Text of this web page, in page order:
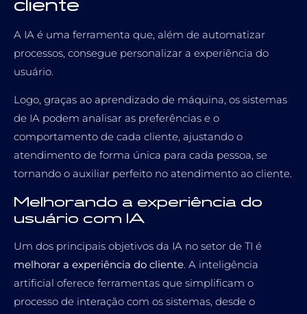
cliente
A IA é uma ferramenta que, além de automatizar
processos, consegue personalizar a experiência do
usuário.
Logo, graças ao aprendizado de máquina, os sistemas
de IA podem analisar as preferências e o
comportamento de cada cliente, ajustando o
atendimento de forma única para cada pessoa, se
tornando o auxiliar perfeito no atendimento ao cliente.
Melhorando a experiência do
usuário com IA
Um dos principais objetivos da IA no setor de TI é
melhorar a experiência do cliente. A inteligência
artificial oferece ferramentas que simplificam o
processo de interação com os sistemas, desde o